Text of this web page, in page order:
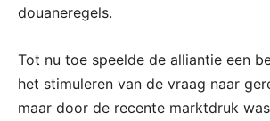
douaneregels.
Tot nu toe speelde de alliantie een
het stimuleren van de vraag naar
maar door de recente marktdruk